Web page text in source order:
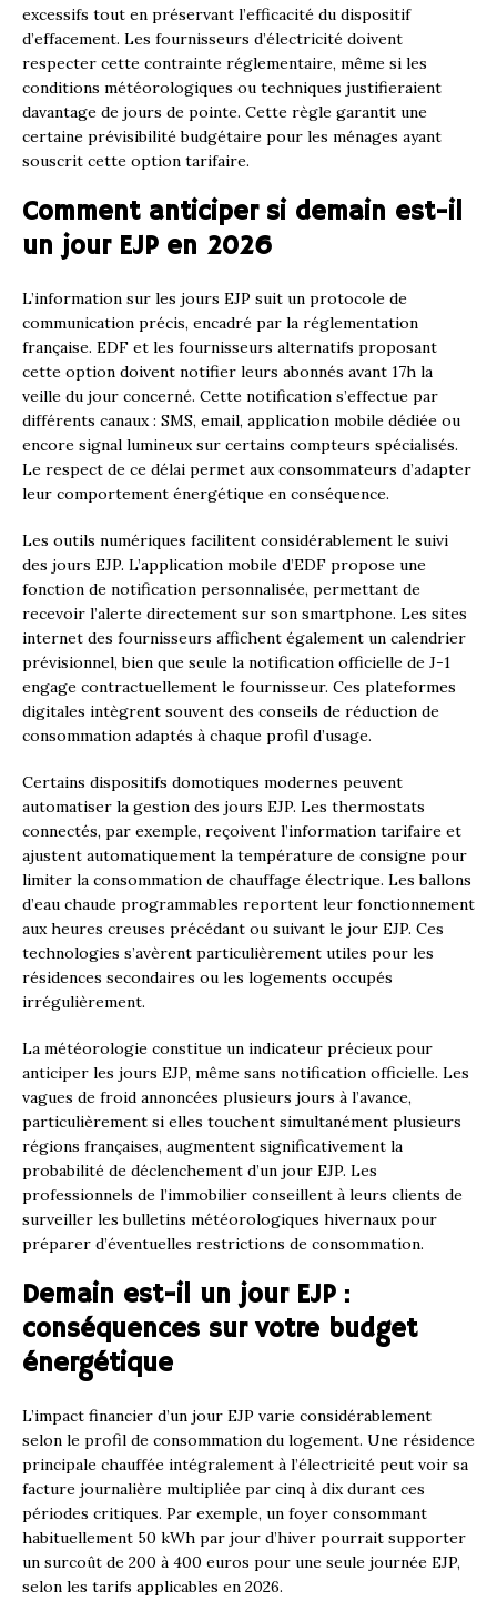
excessifs tout en préservant l’efficacité du dispositif
d’effacement. Les fournisseurs d’électricité doivent
respecter cette contrainte réglementaire, même si les
conditions météorologiques ou techniques justifieraient
davantage de jours de pointe. Cette règle garantit une
certaine prévisibilité budgétaire pour les ménages ayant
souscrit cette option tarifaire.
Comment anticiper si demain est-il
un jour EJP en 2026
L’information sur les jours EJP suit un protocole de
communication précis, encadré par la réglementation
française. EDF et les fournisseurs alternatifs proposant
cette option doivent notifier leurs abonnés avant 17h la
veille du jour concerné. Cette notification s’effectue par
différents canaux : SMS, email, application mobile dédiée ou
encore signal lumineux sur certains compteurs spécialisés.
Le respect de ce délai permet aux consommateurs d’adapter
leur comportement énergétique en conséquence.
Les outils numériques facilitent considérablement le suivi
des jours EJP. L’application mobile d’EDF propose une
fonction de notification personnalisée, permettant de
recevoir l’alerte directement sur son smartphone. Les sites
internet des fournisseurs affichent également un calendrier
prévisionnel, bien que seule la notification officielle de J-1
engage contractuellement le fournisseur. Ces plateformes
digitales intègrent souvent des conseils de réduction de
consommation adaptés à chaque profil d’usage.
Certains dispositifs domotiques modernes peuvent
automatiser la gestion des jours EJP. Les thermostats
connectés, par exemple, reçoivent l’information tarifaire et
ajustent automatiquement la température de consigne pour
limiter la consommation de chauffage électrique. Les ballons
d’eau chaude programmables reportent leur fonctionnement
aux heures creuses précédant ou suivant le jour EJP. Ces
technologies s’avèrent particulièrement utiles pour les
résidences secondaires ou les logements occupés
irrégulièrement.
La météorologie constitue un indicateur précieux pour
anticiper les jours EJP, même sans notification officielle. Les
vagues de froid annoncées plusieurs jours à l’avance,
particulièrement si elles touchent simultanément plusieurs
régions françaises, augmentent significativement la
probabilité de déclenchement d’un jour EJP. Les
professionnels de l’immobilier conseillent à leurs clients de
surveiller les bulletins météorologiques hivernaux pour
préparer d’éventuelles restrictions de consommation.
Demain est-il un jour EJP :
conséquences sur votre budget
énergétique
L’impact financier d’un jour EJP varie considérablement
selon le profil de consommation du logement. Une résidence
principale chauffée intégralement à l’électricité peut voir sa
facture journalière multipliée par cinq à dix durant ces
périodes critiques. Par exemple, un foyer consommant
habituellement 50 kWh par jour d’hiver pourrait supporter
un surcoût de 200 à 400 euros pour une seule journée EJP,
selon les tarifs applicables en 2026.